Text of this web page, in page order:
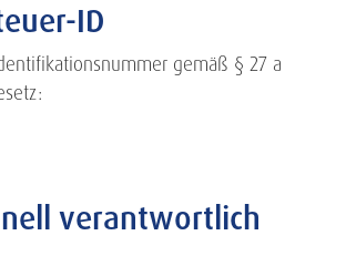
ID
gemäß § 27 a
verantwortlich